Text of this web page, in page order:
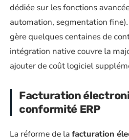
dédiée sur les fonctions
automation, segmentation
gère quelques centaines de
intégration native couvre la
ajouter de coût logiciel
Facturation
conformité ERP
La réforme de la facturation